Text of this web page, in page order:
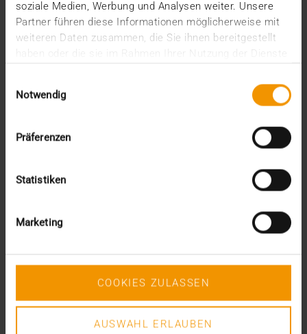
soziale Medien, Werbung und Analysen weiter. Unsere
Partner führen diese Informationen möglicherweise mit
weiteren Daten zusammen, die Sie ihnen bereitgestellt
Notwendig
Präferenzen
Statistiken
Marketing
COOKIES ZULASSEN
AUSWAHL ERLAUBEN